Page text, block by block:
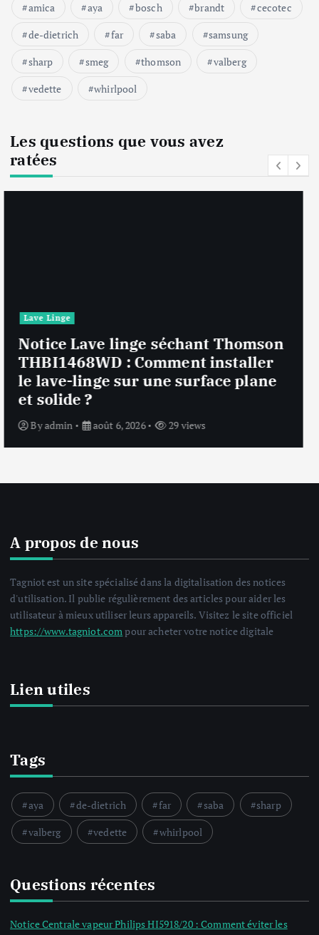
amica aya bosch brandt
cecotec
de-dietrich
far saba
samsung
sharp
smeg thomson
valberg
vedette
whirlpool
Les questions que vous avez
ratées
Lave Linge
Notice Lave linge F94841WH LG
F94841WH : Que faire si la machine
affiche une erreur inconnue ?
Byadmin août 6, 2026 30 views
A propos de nous
Tagniot est un site spécialisé dans la digitalisation des notices
d'utilisation. Il publie régulièrement des articles pour aider les
utilisateur à mieux utiliser leurs appareils. Visitez le site officiel
https://www.tagniot.compour acheter votre notice digitale
Lien utiles
Tags
aya de-dietrich far saba
sharp
valberg
vedette whirlpool
Questions récentes
Notice Centrale vapeur Philips HI5918/20 : Comment éviter les